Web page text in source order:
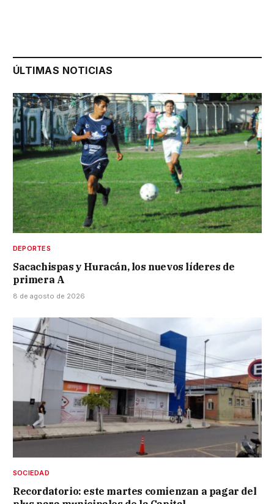
ÚLTIMAS NOTICIAS
DEPORTES
Sacachispas y Huracán, los nuevos líderes de
primera A
8 de agosto de 2026
SOCIEDAD
Recordatorio: este martes comienzan a pagar del